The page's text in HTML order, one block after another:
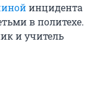
инцидента
в политехе.
и учитель